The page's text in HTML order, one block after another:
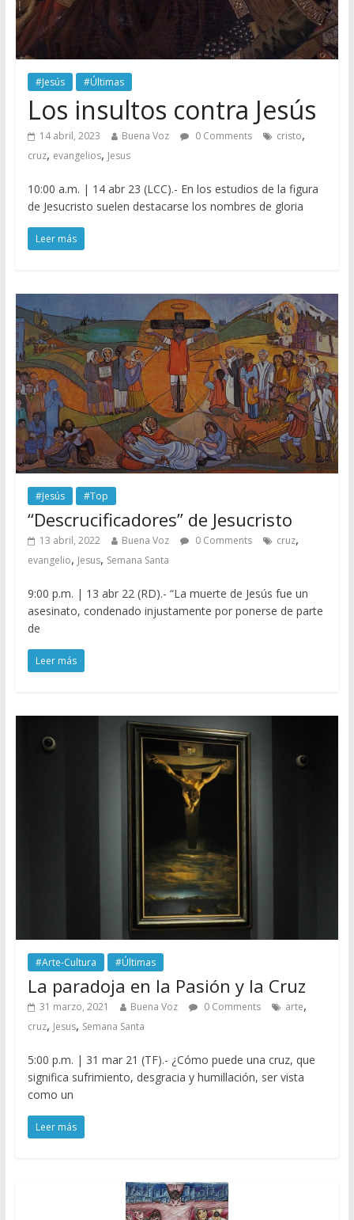
#Jesús #Últimas
Los insultos contra Jesús
14 abril, 2023 Buena Voz 0 Comments cristo,
cruz, evangelios, Jesus
10:00 a.m. | 14 abr 23 (LCC).- En los estudios de la figura
de Jesucristo suelen destacarse los nombres de gloria
Leer más
#Jesús #Top
“Descrucificadores” de Jesucristo
13 abril, 2022 Buena Voz 0 Comments cruz,
evangelio, Jesus, Semana Santa
9:00 p.m. | 13 abr 22 (RD).- “La muerte de Jesús fue un
asesinato, condenado injustamente por ponerse de parte
de
Leer más
#Arte-Cultura #Últimas
La paradoja en la Pasión y la Cruz
31 marzo, 2021 Buena Voz 0 Comments arte,
cruz, Jesus, Semana Santa
5:00 p.m. | 31 mar 21 (TF).- ¿Cómo puede una cruz, que
significa sufrimiento, desgracia y humillación, ser vista
como un
Leer más